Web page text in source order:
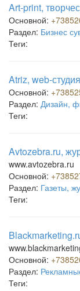
Art-print,
Основной:
Раздел: Бизнес
Теги:
Atriz, web-студия
Основной:
Раздел: Дизайн,
Теги:
Avtozebra.ru,
www.avtozebra.ru
Основной:
Раздел: Газеты,
Теги:
Основной:
Раздел:
Теги: